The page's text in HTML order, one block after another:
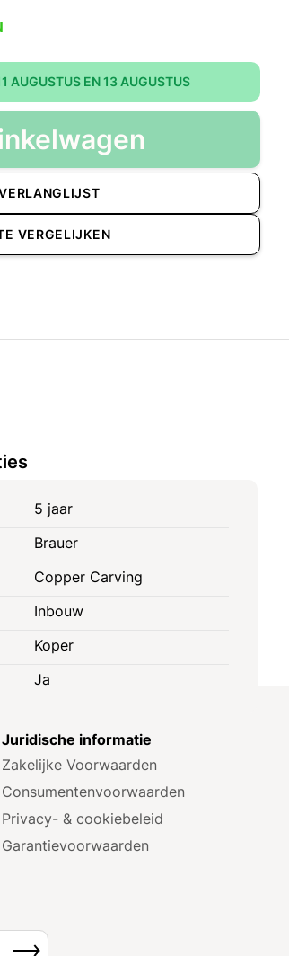
AUGUSTUS EN 13 AUGUSTUS
VERGELIJKEN
5 jaar
Brauer
Copper Carving
Inbouw
Koper
Ja
Juridische informatie
Zakelijke Voorwaarden
Consumenten­voorwaarden
Privacy- & cookiebeleid
Garantie­voorwaarden
Inschrijven